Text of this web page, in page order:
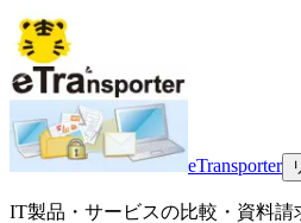
eTransporter
IT製品・サービスの比較・資料